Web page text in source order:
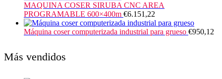
MAQUINA COSER SIRUBA CNC AREA
PROGRAMABLE 600×400m €6.151,22
Máquina coser computerizada industrial para grueso €950,12
Más vendidos